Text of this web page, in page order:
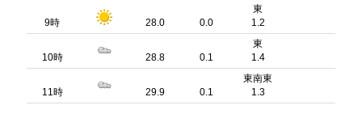
9時 28.0 0.0
東
1.2
10時 28.8 0.1
東
1.4
11時 29.9 0.1
東南東
1.3